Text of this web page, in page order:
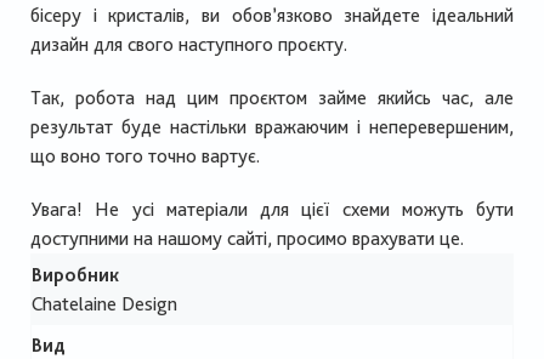
бісеру і кристалів, ви обов’язково знайдете ідеальний
дизайн для свого наступного проєкту.
Так, робота над цим проєктом займе якийсь час, але
результат буде настільки вражаючим і неперевершеним,
що воно того точно вартує.
Увага! Не усі матеріали для цієї схеми можуть бути
доступними на нашому сайті, просимо врахувати це.
Виробник
Chatelaine Design
Вид